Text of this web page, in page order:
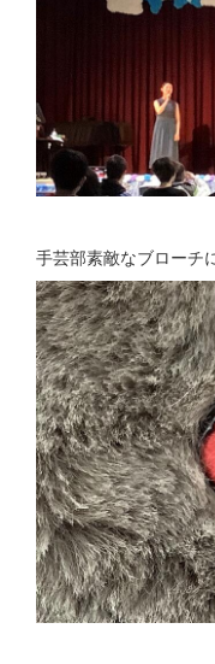
手芸部素敵なブローチ